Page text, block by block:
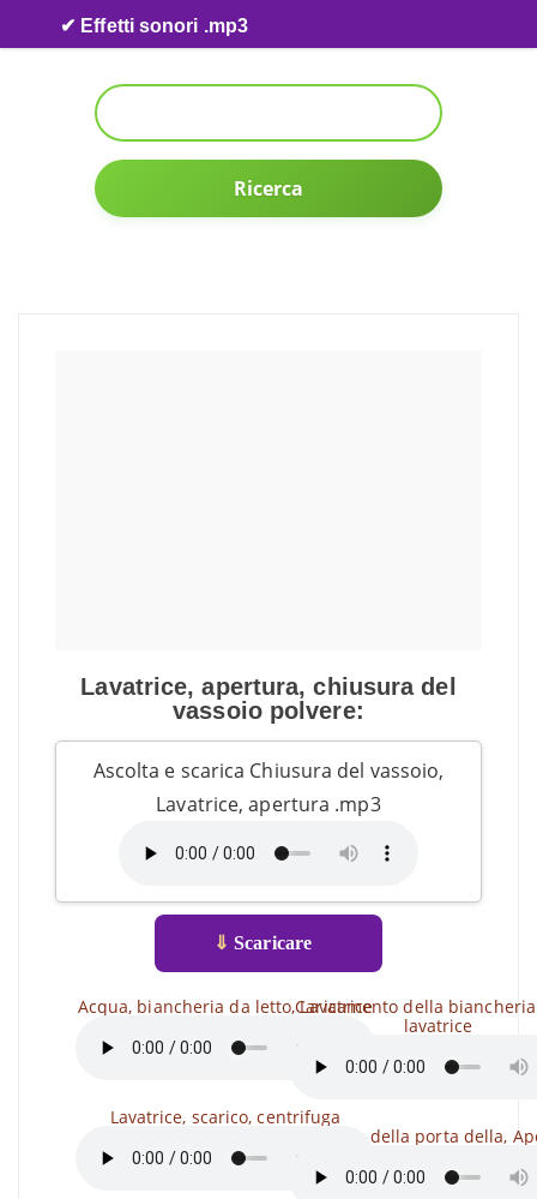
Skip to content
✔ Effetti sonori .mp3
Ricerca
Lavatrice, apertura, chiusura del
vassoio polvere:
Ascolta e scarica Chiusura del vassoio,
Lavatrice, apertura .mp3
⇓ Scaricare
Acqua, biancheria da letto, Lavatrice
Lavatrice, scarico, centrifuga
Caricamento della
lavatrice
Chiusura della porta della,